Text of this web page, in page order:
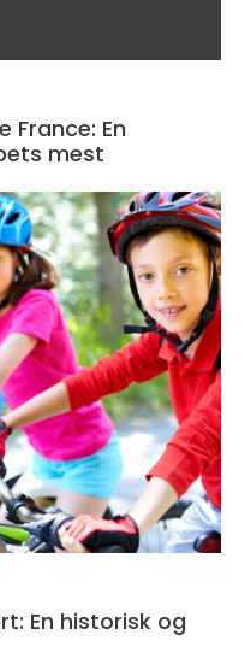
France: En
mest
En historisk og